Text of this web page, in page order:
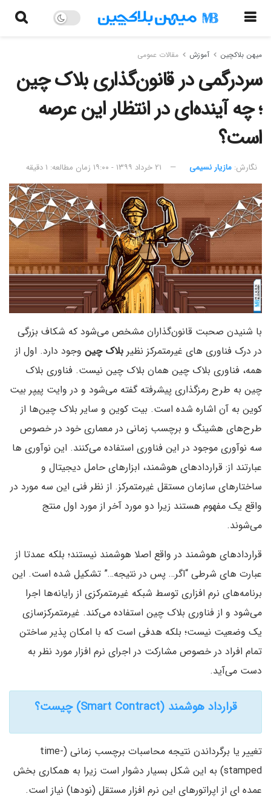
میهن بلاکچین آموزش مقالات عمومی
سردرگمی در قانون‌گذاری بلاک چین
؛ چه آینده‌ای در انتظار این عرصه
است؟
نگارش:‌ مازیار نسیمی ۲۱ خرداد ۱۳۹۹ - ۱۹:۰۰ زمان مطالعه: ۱ دقیقه
با شنیدن صحبت قانون‌گذاران مشخص می‌شود که شکاف بزرگی
در درک فناوری های غیرمتمرکز نظیر بلاک چین وجود دارد. اول از
همه، فناوری بلاک چین همان بلاک چین نیست. فناوری بلاک
چین به طرح رمزگذاری پیشرفته گفته می‌شود و در وایت پیپر بیت
کوین به آن اشاره شده است. بیت کوین و سایر بلاک چین‌ها از
طرح‌های هشینگ و برچسب زمانی در معماری خود در خصوص
سه نوآوری موجود در این فناوری استفاده می‌کنند. این نوآوری ها
عبارتند از: قراردادهای هوشمند، ابزارهای حامل دیجیتال و
ساختارهای سازمان مستقل غیرمتمرکز. از نظر فنی این سه مورد در
واقع یک مفهوم هستند زیرا دو مورد آخر از مورد اول منتج
می‌شوند.
قراردادهای هوشمند در واقع اصلا هوشمند نیستند؛ بلکه عمدتا از
عبارت های شرطی “اگر… پس در نتیجه…” تشکیل شده است. این
برنامه‌های نرم افزاری توسط شبکه غیرمتمرکزی از رایانه‌ها اجرا
می‌شود و از فناوری بلاک چین استفاده می‌کند. غیرمتمرکزسازی
یک وضعیت نیست؛ بلکه هدفی است که با امکان پذیر ساختن
تمام افراد در خصوص مشارکت در اجرای نرم افزار مورد نظر به
دست می‌آید.
قرارداد هوشمند (Smart Contract) چیست؟
تغییر یا برگرداندن نتیجه محاسبات برچسب زمانی (time-
stamped) به این شکل بسیار دشوار است زیرا به همکاری بخش
عمده ای از اپراتورهای این نرم افزار مستقل (نودها) نیاز است.